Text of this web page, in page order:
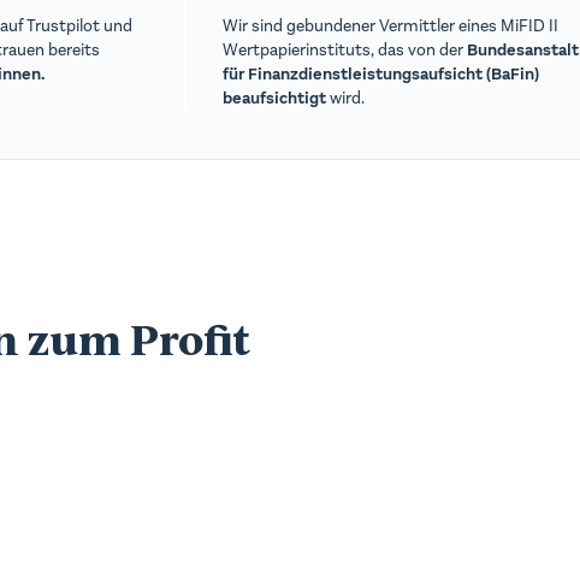
Trustpilot und
bereits
Wir sind gebundener Vermittler eines MiFID II
Wertpapierinstituts, das von der Bundesanstalt
für Finanzdienstleistungsaufsicht (BaFin)
beaufsichtigt wird.
zum Profit